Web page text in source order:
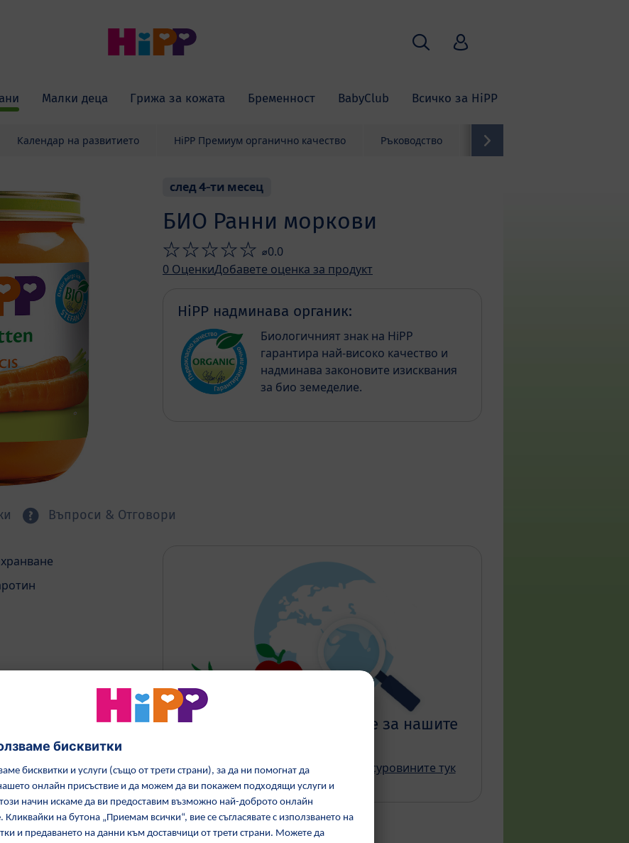
Малки деца Грижа за кожата Бременност BabyClub Всичко за HiPP
ТърсенеHiPP Babyclub
Календар на развитието HiPP Премиум органично качество Ръководство Контакти
след 4-ти месец
БИО Ранни моркови
⌀0.0
0 ОценкиДобавете оценка за продукт
HiPP надминава органик:
Биологичният знак на HiPP
гарантира най-високо качество и
надминава законовите изисквания
за био земеделие.
Въпроси & Отговори
ЕС
за повече
(PDF)
Откъде идват суровините за нашите
Изследвайте произхода на HiPP суровините тук